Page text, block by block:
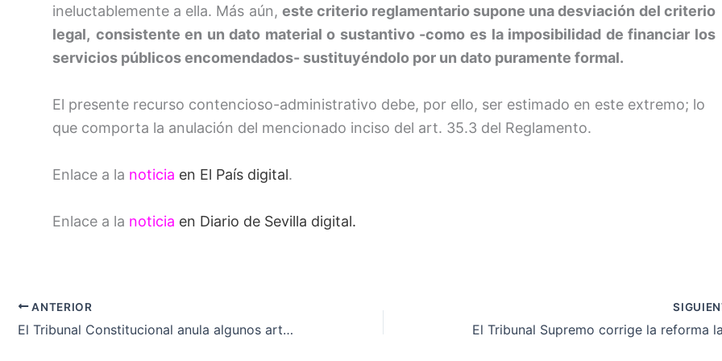
ineluctablemente a ella. Más aún, este criterio reglamentario supone una desviación del criterio
legal, consistente en un dato material o sustantivo -como es la imposibilidad de financiar los
servicios públicos encomendados- sustituyéndolo por un dato puramente formal.
El presente recurso contencioso-administrativo debe, por ello, ser estimado en este extremo; lo
que comporta la anulación del mencionado inciso del art. 35.3 del Reglamento.
Enlace a la noticia en El País digital.
Enlace a la noticia en Diario de Sevilla digital.
ANTERIOR
El Tribunal Constitucional anula algunos artículos del Decreto-ley de Andalucía sobre función social de la vivienda